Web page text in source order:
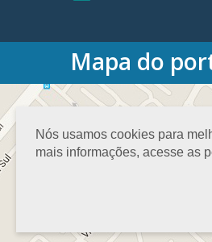
Nós usamos cookies para
mais informações, acesse as
Mapa do
HOME
O CONSELHO
Conselho Diretor
Nossa Sede
Planejamento